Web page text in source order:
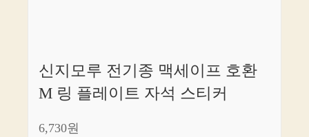
신지모루 전기종 맥세이프 호환
M 링 플레이트 자석 스티커
6,730원